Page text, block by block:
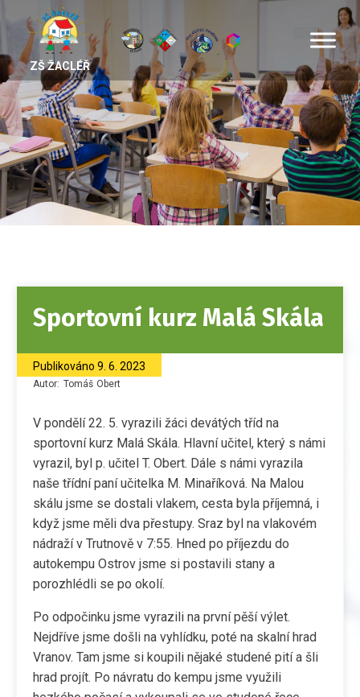
ZŠ ŽACLÉŘ
Sportovní kurz Malá Skála
Publikováno 9. 6. 2023
Autor: Tomáš Obert
V pondělí 22. 5. vyrazili žáci devátých tříd na
sportovní kurz Malá Skála. Hlavní učitel, který s námi
vyrazil, byl p. učitel T. Obert. Dále s námi vyrazila
naše třídní paní učitelka M. Minaříková. Na Malou
skálu jsme se dostali vlakem, cesta byla příjemná, i
když jsme měli dva přestupy. Sraz byl na vlakovém
nádraží v Trutnově v 7:55. Hned po příjezdu do
autokempu Ostrov jsme si postavili stany a
porozhlédli se po okolí.
Po odpočinku jsme vyrazili na první pěší výlet.
Nejdříve jsme došli na vyhlídku, poté na skalní hrad
Vranov. Tam jsme si koupili nějaké studené pití a šli
hrad projít. Po návratu do kempu jsme využili